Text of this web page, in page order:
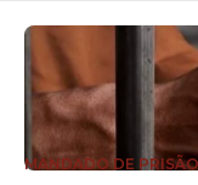
MANDADO DE